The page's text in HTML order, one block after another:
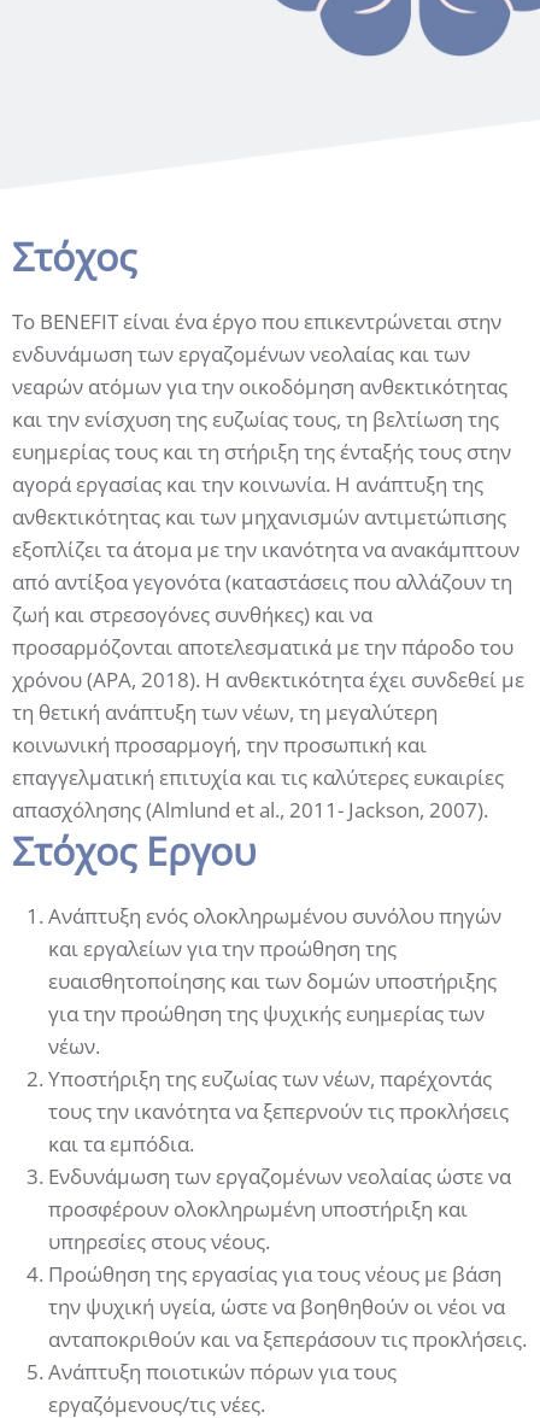
Στόχος
Το BENEFIT είναι ένα έργο που επικεντρώνεται στην
ενδυνάμωση των εργαζομένων νεολαίας και των
νεαρών ατόμων για την οικοδόμηση ανθεκτικότητας
και την ενίσχυση της ευζωίας τους, τη βελτίωση της
ευημερίας τους και τη στήριξη της ένταξής τους στην
αγορά εργασίας και την κοινωνία. Η ανάπτυξη της
ανθεκτικότητας και των μηχανισμών αντιμετώπισης
εξοπλίζει τα άτομα με την ικανότητα να ανακάμπτουν
από αντίξοα γεγονότα (καταστάσεις που αλλάζουν τη
ζωή και στρεσογόνες συνθήκες) και να
προσαρμόζονται αποτελεσματικά με την πάροδο του
χρόνου (APA, 2018). Η ανθεκτικότητα έχει συνδεθεί με
τη θετική ανάπτυξη των νέων, τη μεγαλύτερη
κοινωνική προσαρμογή, την προσωπική και
επαγγελματική επιτυχία και τις καλύτερες ευκαιρίες
απασχόλησης (Almlund et al., 2011- Jackson, 2007).
Στόχος Εργου
Ανάπτυξη ενός ολοκληρωμένου συνόλου πηγών
και εργαλείων για την προώθηση της
ευαισθητοποίησης και των δομών υποστήριξης
για την προώθηση της ψυχικής ευημερίας των
νέων.
Υποστήριξη της ευζωίας των νέων, παρέχοντάς
τους την ικανότητα να ξεπερνούν τις προκλήσεις
και τα εμπόδια.
Ενδυνάμωση των εργαζομένων νεολαίας ώστε να
προσφέρουν ολοκληρωμένη υποστήριξη και
υπηρεσίες στους νέους.
Προώθηση της εργασίας για τους νέους με βάση
την ψυχική υγεία, ώστε να βοηθηθούν οι νέοι να
ανταποκριθούν και να ξεπεράσουν τις προκλήσεις.
Ανάπτυξη ποιοτικών πόρων για τους
εργαζόμενους/τις νέες.